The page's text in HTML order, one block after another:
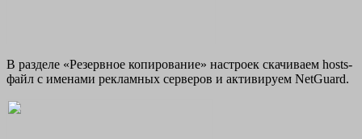
В разделе «Резервное копирование» настроек скачиваем hosts-
файл с именами рекламных серверов и активируем NetGuard.